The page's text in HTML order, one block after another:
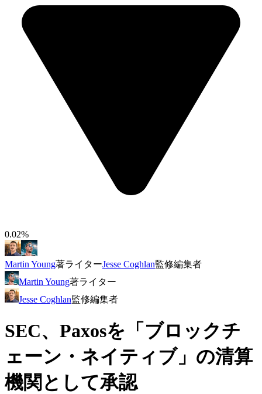
0.02%
Martin Young著ライターJesse Coghlan監修編集者
Martin Young著ライター
Jesse Coghlan監修編集者
SEC、Paxosを「ブロックチ
ェーン・ネイティブ」の清算
機関として承認